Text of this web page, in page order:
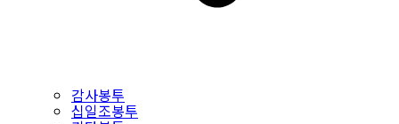
감사봉투
십일조봉투